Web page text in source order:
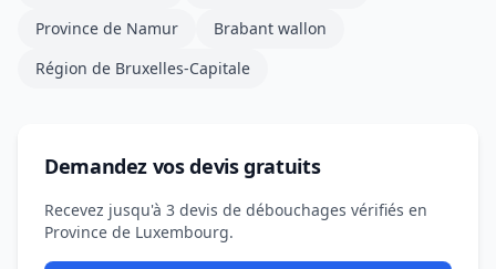
Province de Namur
Brabant wallon
Région de Bruxelles-Capitale
Demandez vos devis gratuits
Recevez jusqu'à 3 devis de débouchages vérifiés en
Province de Luxembourg.